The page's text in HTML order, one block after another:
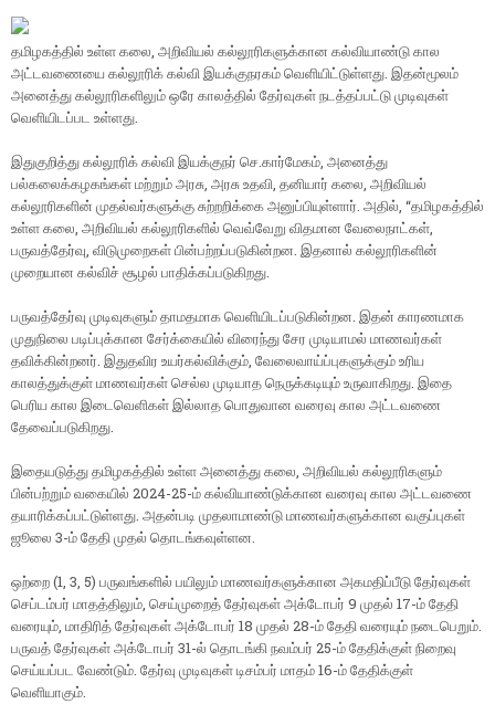
தமிழகத்தில் உள்ள கலை, அறிவியல் கல்லூரிகளுக்கான கல்வியாண்டு கால
அட்டவணையை கல்லூரிக் கல்வி இயக்குநரகம் வெளியிட்டுள்ளது. இதன்மூலம்
அனைத்து கல்லூரிகளிலும் ஒரே காலத்தில் தேர்வுகள் நடத்தப்பட்டு முடிவுகள்
வெளியிடப்பட உள்ளது.
இதுகுறித்து கல்லூரிக் கல்வி இயக்குநர் செ.கார்மேகம், அனைத்து
பல்கலைக்கழகங்கள் மற்றும் அரசு, அரசு உதவி, தனியார் கலை, அறிவியல்
கல்லூரிகளின் முதல்வர்களுக்கு சுற்றறிக்கை அனுப்பியுள்ளார். அதில், “தமிழகத்தில்
உள்ள கலை, அறிவியல் கல்லூரிகளில் வெவ்வேறு விதமான வேலைநாட்கள்,
பருவத்தேர்வு, விடுமுறைகள் பின்பற்றப்படுகின்றன. இதனால் கல்லூரிகளின்
முறையான கல்விச் சூழல் பாதிக்கப்படுகிறது.
பருவத்தேர்வு முடிவுகளும் தாமதமாக வெளியிடப்படுகின்றன. இதன் காரணமாக
முதுநிலை படிப்புக்கான சேர்க்கையில் விரைந்து சேர முடியாமல் மாணவர்கள்
தவிக்கின்றனர். இதுதவிர உயர்கல்விக்கும், வேலைவாய்ப்புகளுக்கும் உரிய
காலத்துக்குள் மாணவர்கள் செல்ல முடியாத நெருக்கடியும் உருவாகிறது. இதை
பெரிய கால இடைவெளிகள் இல்லாத பொதுவான வரைவு கால அட்டவணை
தேவைப்படுகிறது.
இதையடுத்து தமிழகத்தில் உள்ள அனைத்து கலை, அறிவியல் கல்லூரிகளும்
பின்பற்றும் வகையில் 2024-25-ம் கல்வியாண்டுக்கான வரைவு கால அட்டவணை
தயாரிக்கப்பட்டுள்ளது. அதன்படி முதலாமாண்டு மாணவர்களுக்கான வகுப்புகள்
ஜூலை 3-ம் தேதி முதல் தொடங்கவுள்ளன.
ஒற்றை (1, 3, 5) பருவங்களில் பயிலும் மாணவர்களுக்கான அகமதிப்பீடு தேர்வுகள்
செப்டம்பர் மாதத்திலும், செய்முறைத் தேர்வுகள் அக்டோபர் 9 முதல் 17-ம் தேதி
வரையும், மாதிரித் தேர்வுகள் அக்டோபர் 18 முதல் 28-ம் தேதி வரையும் நடைபெறும்.
பருவத் தேர்வுகள் அக்டோபர் 31-ல் தொடங்கி நவம்பர் 25-ம் தேதிக்குள் நிறைவு
செய்யப்பட வேண்டும். தேர்வு முடிவுகள் டிசம்பர் மாதம் 16-ம் தேதிக்குள்
வெளியாகும்.